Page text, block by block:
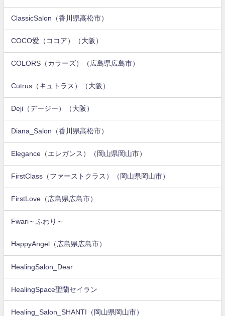
ClassicSalon（香川県高松市）
COCO愛（ココア）（大阪）
COLORS（カラーズ）（広島県広島市）
Cutrus（キュトラス）（大阪）
Deji（デージー）（大阪）
Diana_Salon（香川県高松市）
Elegance（エレガンス）（岡山県岡山市）
FirstClass（ファーストクラス）（岡山県岡山市）
FirstLove（広島県広島市）
Fwari～ふわり～
HappyAngel（広島県広島市）
HealingSalon_Dear
HealingSpace聖蘭セイラン
Healing_Salon_SHANTI（岡山県岡山市）